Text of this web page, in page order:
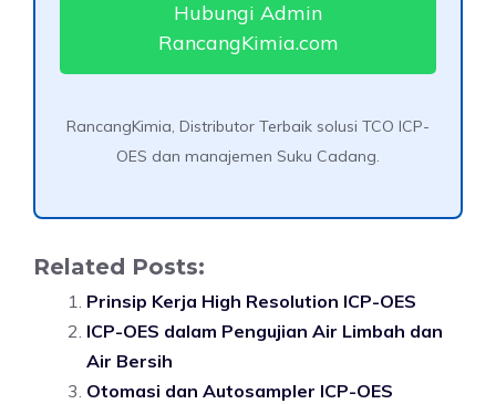
Hubungi Admin
RancangKimia.com
RancangKimia, Distributor Terbaik solusi TCO ICP-
OES dan manajemen Suku Cadang.
Related Posts:
Prinsip Kerja High Resolution ICP-OES
ICP-OES dalam Pengujian Air Limbah dan
Air Bersih
Otomasi dan Autosampler ICP-OES